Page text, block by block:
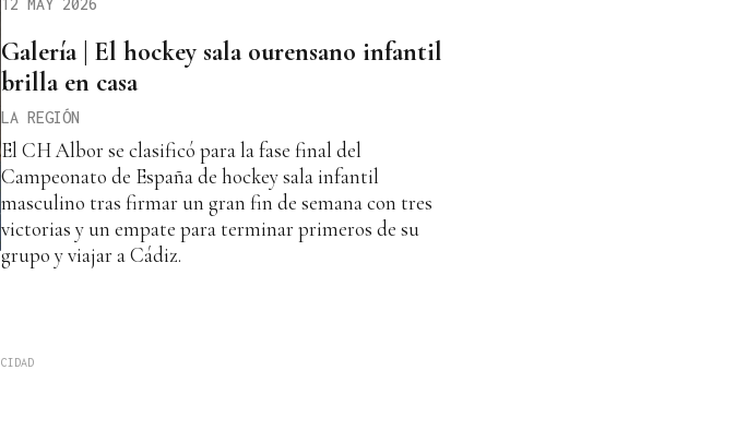
12 MAY 2026
Galería | El hockey sala ourensano infantil
brilla en casa
LA REGIÓN
El CH Albor se clasificó para la fase final del
Campeonato de España de hockey sala infantil
masculino tras firmar un gran fin de semana con tres
victorias y un empate para terminar primeros de su
grupo y viajar a Cádiz.